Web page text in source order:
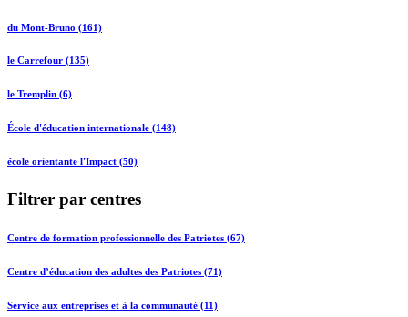
du Mont-Bruno (161)
le Carrefour (135)
le Tremplin (6)
École d'éducation internationale (148)
école orientante l'Impact (50)
Filtrer par centres
Centre de formation professionnelle des Patriotes (67)
Centre d’éducation des adultes des Patriotes (71)
Service aux entreprises et à la communauté (11)